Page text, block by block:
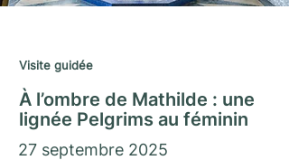
Visite guidée
À l’ombre de Mathilde : une
lignée Pelgrims au féminin
27 septembre 2025